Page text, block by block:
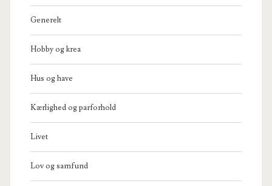
Generelt
Hobby og krea
Hus og have
Kærlighed og parforhold
Livet
Lov og samfund